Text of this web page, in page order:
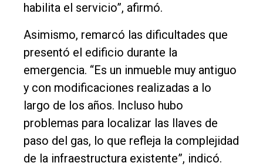
habilita el servicio”, afirmó.
Asimismo, remarcó las dificultades que
presentó el edificio durante la
emergencia. “Es un inmueble muy antiguo
y con modificaciones realizadas a lo
largo de los años. Incluso hubo
problemas para localizar las llaves de
paso del gas, lo que refleja la complejidad
de la infraestructura existente”, indicó.